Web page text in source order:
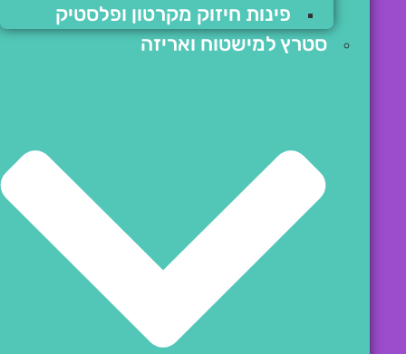
פינות חיזוק מקרטון ופלסטיק
סטרץ למישטוח ואריזה